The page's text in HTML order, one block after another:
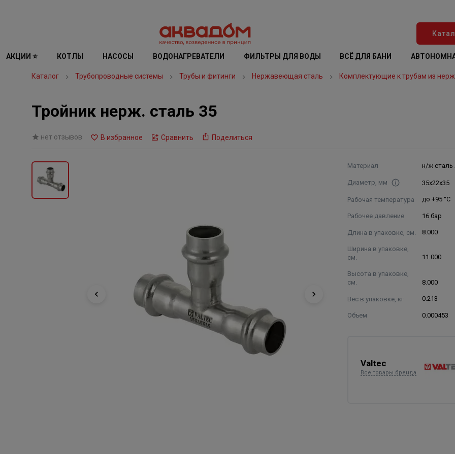
АКЦИИ ⭐ КОТЛЫ НАСОСЫ ВОДОНАГРЕВАТЕЛИ ФИЛЬТРЫ ДЛЯ ВОДЫ ВСЁ ДЛЯ БАНИ
Каталог Трубопроводные системы Трубы и фитинги Нержавеющая сталь Комплектующие к трубам из
Тройник нерж. сталь 35
нет отзывов В избранное Сравнить Поделиться
Материал н/ж сталь
Диаметр, мм 35х22х35
Рабочая температура до +95 °С
Рабочее давление 16 бар
Длина в упаковке, см. 8.000
Ширина в упаковке,
см.
11.000
Высота в упаковке,
см.
8.000
Вес в упаковке, кг 0.213
Объем 0.000453
Valtec
Все товары бренда